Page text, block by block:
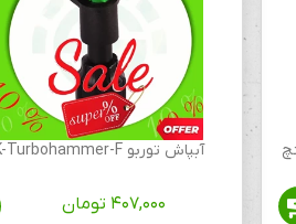
آبپاش توربو AK-Turbohammer-F
۴۰۷,۰۰۰ تومان